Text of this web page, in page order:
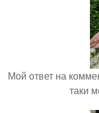
Мой ответ на
таки